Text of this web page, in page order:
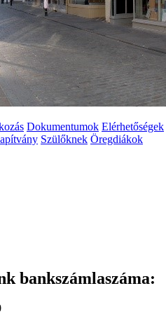
Dokumentumok Elérhetőségek
Szülőknek Öregdiákok
bankszámlaszáma: